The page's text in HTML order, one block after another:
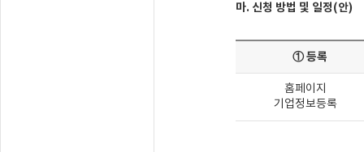
마. 신청 방법 및 일정(안)
① 등록
홈페이지
기업정보등록